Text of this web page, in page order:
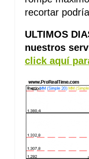
recortar
ULTIMOS
nuestros
click aquí